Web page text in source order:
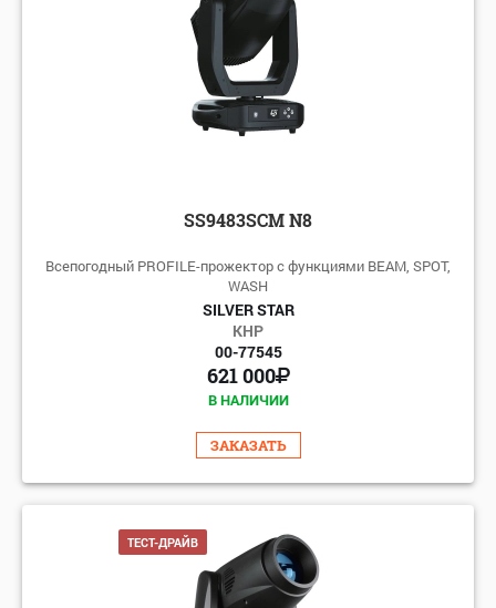
SS9483SCM N8
Всепогодный PROFILE-прожектор с функциями BEAM, SPOT,
WASH
SILVER STAR
КНР
00-77545
621 000
В НАЛИЧИИ
ЗАКАЗАТЬ
ТЕСТ-ДРАЙВ